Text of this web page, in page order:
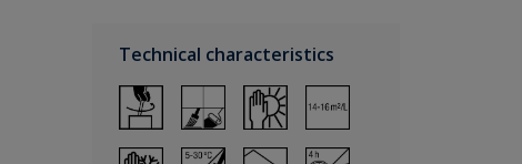
Technical characteristics